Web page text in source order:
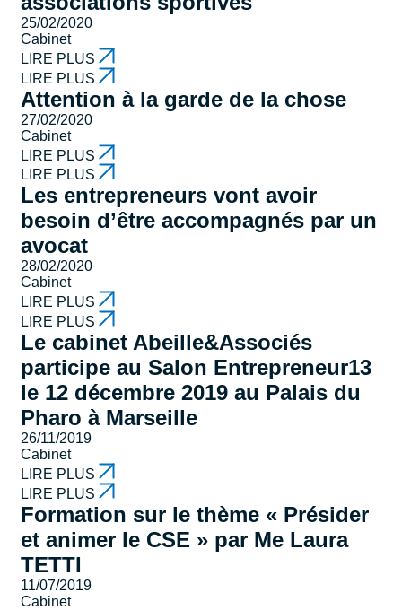
25/02/2020
Cabinet
LIRE PLUS
LIRE PLUS
Attention à la garde de la chose
27/02/2020
Cabinet
LIRE PLUS
LIRE PLUS
Les entrepreneurs vont avoir
besoin d’être accompagnés par un
avocat
28/02/2020
Cabinet
LIRE PLUS
LIRE PLUS
Le cabinet Abeille&Associés
participe au Salon Entrepreneur13
le 12 décembre 2019 au Palais du
Pharo à Marseille
26/11/2019
Cabinet
LIRE PLUS
LIRE PLUS
Formation sur le thème « Présider
et animer le CSE » par Me Laura
TETTI
11/07/2019
Cabinet